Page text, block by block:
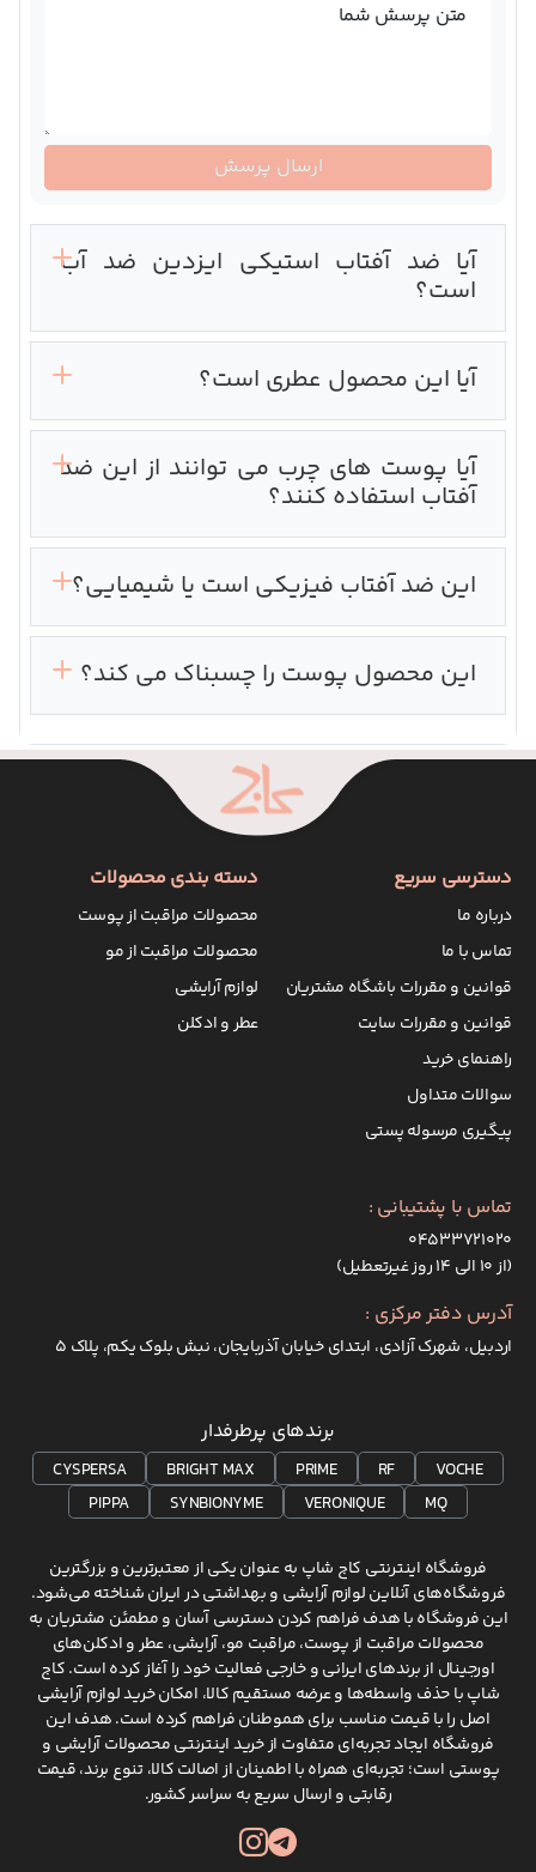
آیا ضد آفتاب استیکی ایزدین ضد آب
است؟
آیا این محصول عطری است؟
آیا پوست های چرب می توانند از این ضد
آفتاب استفاده کنند؟
این ضد آفتاب فیزیکی است یا شیمیایی؟
این محصول پوست را چسبناک می کند؟
متن پرسش شما
ارسال پرسش
دسترسی سریع
درباره ما
تماس با ما
قوانین و مقررات باشگاه مشتریان
قوانین و مقررات سایت
راهنمای خرید
سوالات متداول
پیگیری مرسوله پستی
دسته بندی محصولات
محصولات مراقبت از پوست
محصولات مراقبت از مو
لوازم آرایشی
عطر و ادکلن
تماس با پشتیبانی :
۰۴۵۳۳۷۲۱۰۲۰
(از ۱۰ الی ۱۴ روز غیرتعطیل)
آدرس دفتر مرکزی :
اردبیل، شهرک آزادی، ابتدای خیابان آذربایجان، نبش بلوک یکم، پلاک 5
برندهای پرطرفدار
VOCHE
RF
PRIME
BRIGHT MAX
CYSPERSA
MQ
VERONIQUE
SYNBIONYME
PIPPA
فروشگاه اینترنتی کاج شاپ به عنوان یکی از معتبرترین و بزرگترین
فروشگاه‌های آنلاین لوازم آرایشی و بهداشتی در ایران شناخته می‌شود.
این فروشگاه با هدف فراهم کردن دسترسی آسان و مطمئن مشتریان به
محصولات مراقبت از پوست، مراقبت مو، آرایشی، عطر و ادکلن‌های
اورجینال از برندهای ایرانی و خارجی فعالیت خود را آغاز کرده است. کاج
شاپ با حذف واسطه‌ها و عرضه مستقیم کالا، امکان خرید لوازم آرایشی
اصل را با قیمت مناسب برای هموطنان فراهم کرده است. هدف این
فروشگاه ایجاد تجربه‌ای متفاوت از خرید اینترنتی محصولات آرایشی و
پوستی است؛ تجربه‌ای همراه با اطمینان از اصالت کالا، تنوع برند، قیمت
رقابتی و ارسال سریع به سراسر کشور.